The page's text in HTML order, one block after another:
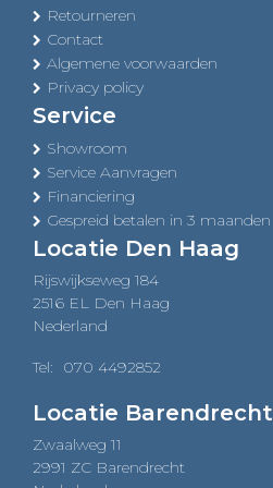
Retourneren
Contact
Algemene voorwaarden
Privacy policy
Service
Showroom
Service Aanvragen
Financiering
Gespreid betalen in 3 maanden
Locatie Den Haag
Rijswijkseweg 184
2516 EL Den Haag
Nederland
Tel: 070 4492852
Locatie Barendrecht
Zwaalweg 11
2991 ZC Barendrecht